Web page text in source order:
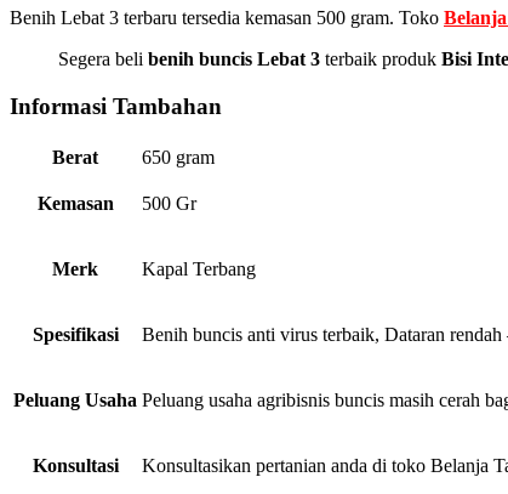
Benih Lebat 3 terbaru tersedia kemasan 500 gram. Toko
Segera beli benih buncis Lebat 3 terbaik produk Bisi
Informasi Tambahan
Berat 650 gram
Kemasan 500 Gr
Merk Kapal Terbang
Spesifikasi Benih buncis anti virus terbaik, Dataran rendah
Peluang Usaha Peluang usaha agribisnis buncis masih cerah
Konsultasi Konsultasikan pertanian anda di toko Belanja